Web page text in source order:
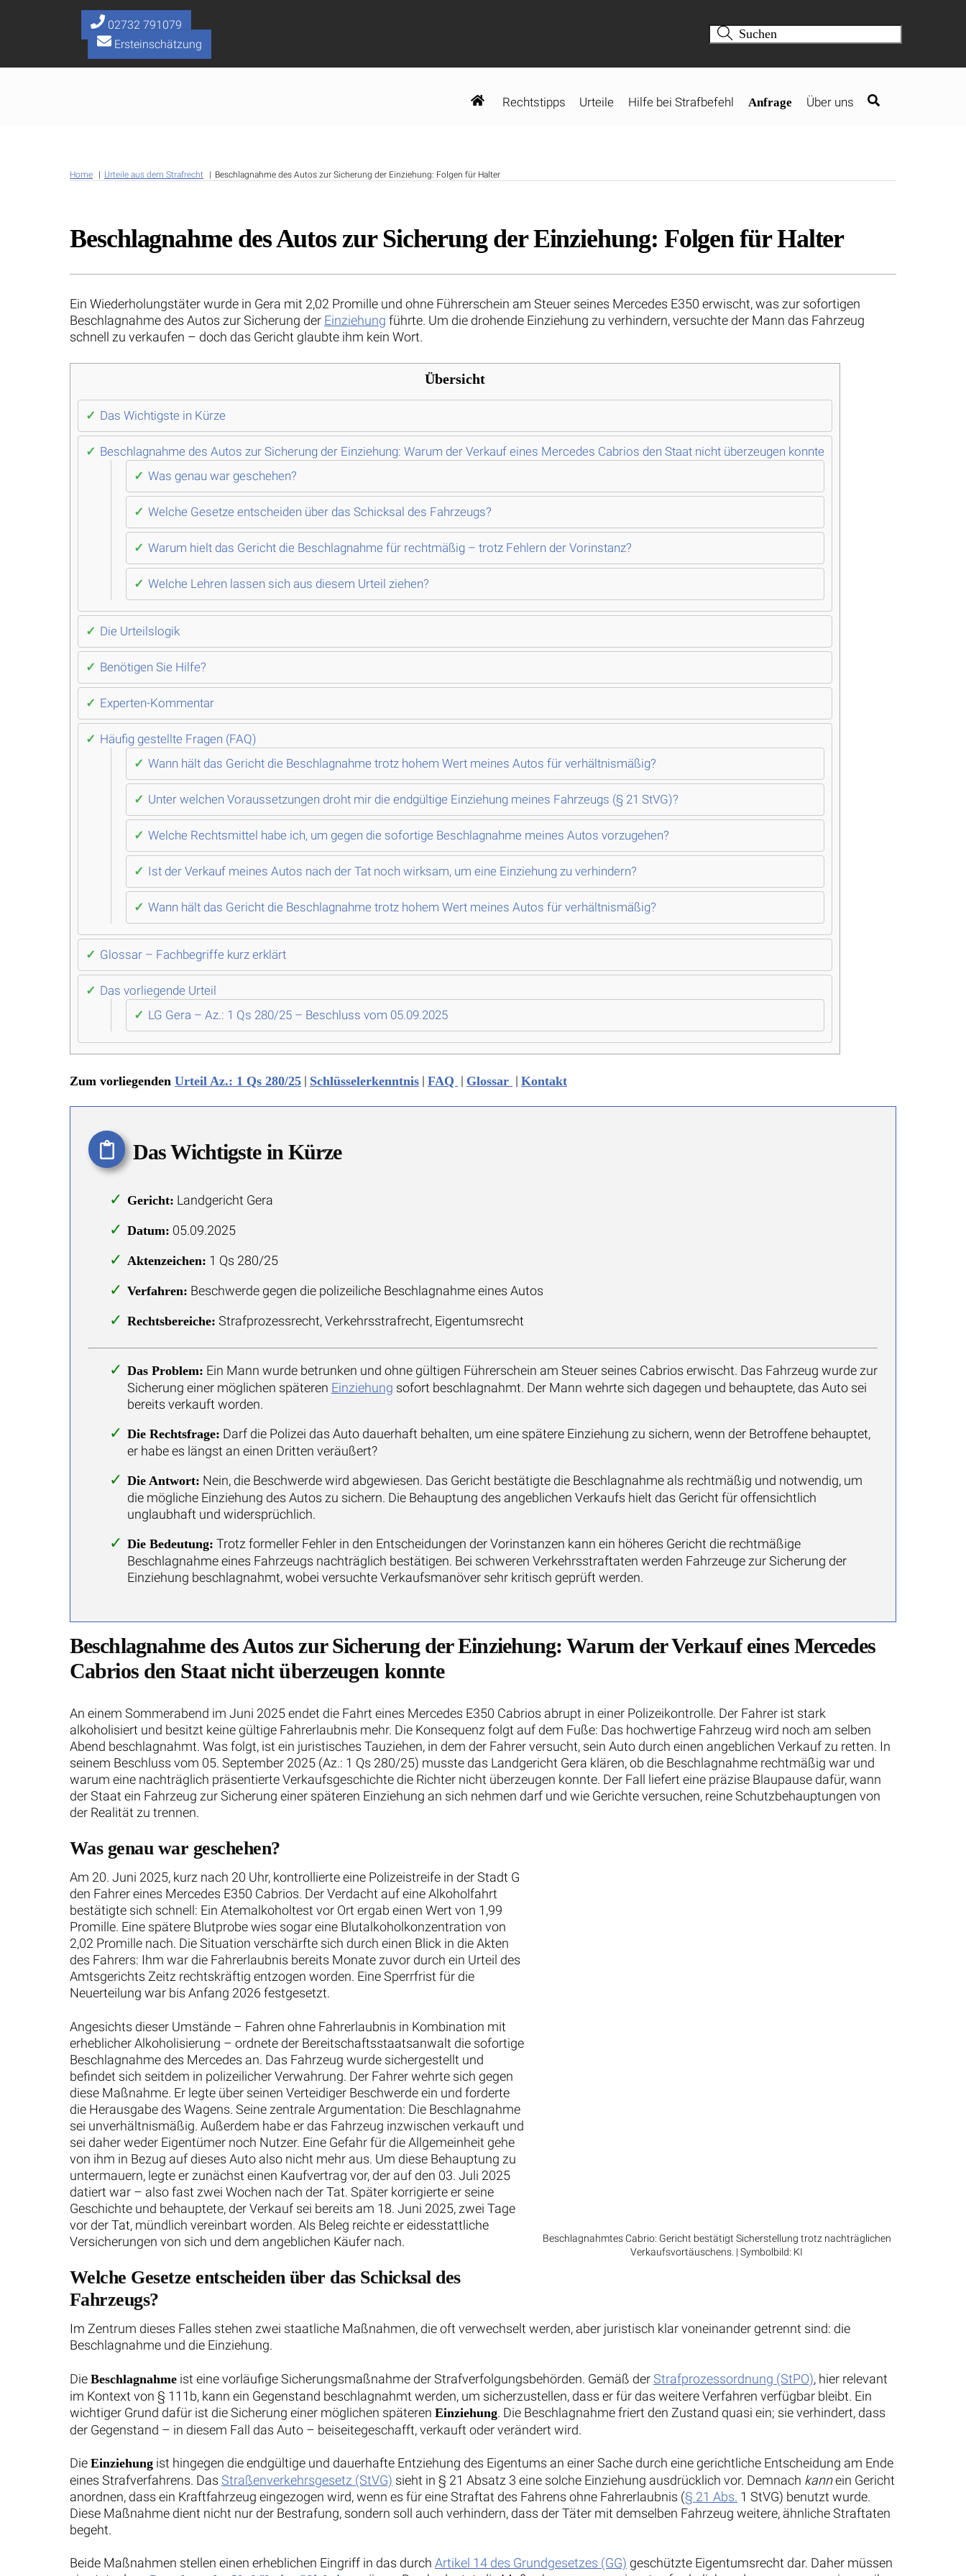
02732 791079
Ersteinschätzung
Rechtstipps Urteile Hilfe bei Strafbefehl Anfrage Über uns
Home Urteile aus dem Strafrecht Beschlagnahme des Autos zur Sicherung der Einziehung: Folgen für Halter
Beschlagnahme des Autos zur Sicherung der Einziehung: Folgen für Halter
Ein Wiederholungstäter wurde in Gera mit 2,02 Promille und ohne Führerschein am Steuer seines Mercedes E350 erwischt, was zur sofortigen
Beschlagnahme des Autos zur Sicherung der Einziehung führte. Um die drohende Einziehung zu verhindern, versuchte der Mann das Fahrzeug
schnell zu verkaufen – doch das Gericht glaubte ihm kein Wort.
Übersicht
Das Wichtigste in Kürze
Beschlagnahme des Autos zur Sicherung der Einziehung: Warum der Verkauf eines Mercedes Cabrios den Staat nicht überzeugen konnte
Was genau war geschehen?
Welche Gesetze entscheiden über das Schicksal des Fahrzeugs?
Warum hielt das Gericht die Beschlagnahme für rechtmäßig – trotz Fehlern der Vorinstanz?
Welche Lehren lassen sich aus diesem Urteil ziehen?
Die Urteilslogik
Benötigen Sie Hilfe?
Experten-Kommentar
Häufig gestellte Fragen (FAQ)
Wann hält das Gericht die Beschlagnahme trotz hohem Wert meines Autos für verhältnismäßig?
Unter welchen Voraussetzungen droht mir die endgültige Einziehung meines Fahrzeugs (§ 21 StVG)?
Welche Rechtsmittel habe ich, um gegen die sofortige Beschlagnahme meines Autos vorzugehen?
Ist der Verkauf meines Autos nach der Tat noch wirksam, um eine Einziehung zu verhindern?
Wann hält das Gericht die Beschlagnahme trotz hohem Wert meines Autos für verhältnismäßig?
Glossar – Fachbegriffe kurz erklärt
Das vorliegende Urteil
LG Gera – Az.: 1 Qs 280/25 – Beschluss vom 05.09.2025
Zum vorliegenden Urteil Az.: 1 Qs 280/25 | Schlüsselerkenntnis | FAQ | Glossar | Kontakt
Das Wichtigste in Kürze
Gericht: Landgericht Gera
Datum: 05.09.2025
Aktenzeichen: 1 Qs 280/25
Verfahren: Beschwerde gegen die polizeiliche Beschlagnahme eines Autos
Rechtsbereiche: Strafprozessrecht, Verkehrsstrafrecht, Eigentumsrecht
Das Problem: Ein Mann wurde betrunken und ohne gültigen Führerschein am Steuer seines Cabrios erwischt. Das Fahrzeug wurde zur
Sicherung einer möglichen späteren Einziehung sofort beschlagnahmt. Der Mann wehrte sich dagegen und behauptete, das Auto sei
bereits verkauft worden.
Die Rechtsfrage: Darf die Polizei das Auto dauerhaft behalten, um eine spätere Einziehung zu sichern, wenn der Betroffene behauptet,
er habe es längst an einen Dritten veräußert?
Die Antwort: Nein, die Beschwerde wird abgewiesen. Das Gericht bestätigte die Beschlagnahme als rechtmäßig und notwendig, um
die mögliche Einziehung des Autos zu sichern. Die Behauptung des angeblichen Verkaufs hielt das Gericht für offensichtlich
unglaubhaft und widersprüchlich.
Die Bedeutung: Trotz formeller Fehler in den Entscheidungen der Vorinstanzen kann ein höheres Gericht die rechtmäßige
Beschlagnahme eines Fahrzeugs nachträglich bestätigen. Bei schweren Verkehrsstraftaten werden Fahrzeuge zur Sicherung der
Einziehung beschlagnahmt, wobei versuchte Verkaufsmanöver sehr kritisch geprüft werden.
Beschlagnahme des Autos zur Sicherung der Einziehung: Warum der Verkauf eines Mercedes
Cabrios den Staat nicht überzeugen konnte
An einem Sommerabend im Juni 2025 endet die Fahrt eines Mercedes E350 Cabrios abrupt in einer Polizeikontrolle. Der Fahrer ist stark
alkoholisiert und besitzt keine gültige Fahrerlaubnis mehr. Die Konsequenz folgt auf dem Fuße: Das hochwertige Fahrzeug wird noch am selben
Abend beschlagnahmt. Was folgt, ist ein juristisches Tauziehen, in dem der Fahrer versucht, sein Auto durch einen angeblichen Verkauf zu retten. In
seinem Beschluss vom 05. September 2025 (Az.: 1 Qs 280/25) musste das Landgericht Gera klären, ob die Beschlagnahme rechtmäßig war und
warum eine nachträglich präsentierte Verkaufsgeschichte die Richter nicht überzeugen konnte. Der Fall liefert eine präzise Blaupause dafür, wann
der Staat ein Fahrzeug zur Sicherung einer späteren Einziehung an sich nehmen darf und wie Gerichte versuchen, reine Schutzbehauptungen von
der Realität zu trennen.
Was genau war geschehen?
Beschlagnahmtes Cabrio: Gericht bestätigt Sicherstellung trotz nachträglichen
Verkaufsvortäuschens. | Symbolbild: KI
Am 20. Juni 2025, kurz nach 20 Uhr, kontrollierte eine Polizeistreife in der Stadt G
den Fahrer eines Mercedes E350 Cabrios. Der Verdacht auf eine Alkoholfahrt
bestätigte sich schnell: Ein Atemalkoholtest vor Ort ergab einen Wert von 1,99
Promille. Eine spätere Blutprobe wies sogar eine Blutalkoholkonzentration von
2,02 Promille nach. Die Situation verschärfte sich durch einen Blick in die Akten
des Fahrers: Ihm war die Fahrerlaubnis bereits Monate zuvor durch ein Urteil des
Amtsgerichts Zeitz rechtskräftig entzogen worden. Eine Sperrfrist für die
Neuerteilung war bis Anfang 2026 festgesetzt.
Angesichts dieser Umstände – Fahren ohne Fahrerlaubnis in Kombination mit
erheblicher Alkoholisierung – ordnete der Bereitschaftsstaatsanwalt die sofortige
Beschlagnahme des Mercedes an. Das Fahrzeug wurde sichergestellt und
befindet sich seitdem in polizeilicher Verwahrung. Der Fahrer wehrte sich gegen
diese Maßnahme. Er legte über seinen Verteidiger Beschwerde ein und forderte
die Herausgabe des Wagens. Seine zentrale Argumentation: Die Beschlagnahme
sei unverhältnismäßig. Außerdem habe er das Fahrzeug inzwischen verkauft und
sei daher weder Eigentümer noch Nutzer. Eine Gefahr für die Allgemeinheit gehe
von ihm in Bezug auf dieses Auto also nicht mehr aus. Um diese Behauptung zu
untermauern, legte er zunächst einen Kaufvertrag vor, der auf den 03. Juli 2025
datiert war – also fast zwei Wochen nach der Tat. Später korrigierte er seine
Geschichte und behauptete, der Verkauf sei bereits am 18. Juni 2025, zwei Tage
vor der Tat, mündlich vereinbart worden. Als Beleg reichte er eidesstattliche
Versicherungen von sich und dem angeblichen Käufer nach.
Welche Gesetze entscheiden über das Schicksal des
Fahrzeugs?
Im Zentrum dieses Falles stehen zwei staatliche Maßnahmen, die oft verwechselt werden, aber juristisch klar voneinander getrennt sind: die
Beschlagnahme und die Einziehung.
Die Beschlagnahme ist eine vorläufige Sicherungsmaßnahme der Strafverfolgungsbehörden. Gemäß der Strafprozessordnung (StPO), hier relevant
im Kontext von § 111b, kann ein Gegenstand beschlagnahmt werden, um sicherzustellen, dass er für das weitere Verfahren verfügbar bleibt. Ein
wichtiger Grund dafür ist die Sicherung einer möglichen späteren Einziehung. Die Beschlagnahme friert den Zustand quasi ein; sie verhindert, dass
der Gegenstand – in diesem Fall das Auto – beiseitegeschafft, verkauft oder verändert wird.
Die Einziehung ist hingegen die endgültige und dauerhafte Entziehung des Eigentums an einer Sache durch eine gerichtliche Entscheidung am Ende
eines Strafverfahrens. Das Straßenverkehrsgesetz (StVG) sieht in § 21 Absatz 3 eine solche Einziehung ausdrücklich vor. Demnach kannein Gericht
anordnen, dass ein Kraftfahrzeug eingezogen wird, wenn es für eine Straftat des Fahrens ohne Fahrerlaubnis (§ 21 Abs. 1 StVG) benutzt wurde.
Diese Maßnahme dient nicht nur der Bestrafung, sondern soll auch verhindern, dass der Täter mit demselben Fahrzeug weitere, ähnliche Straftaten
begeht.
Beide Maßnahmen stellen einen erheblichen Eingriff in das durch Artikel 14 des Grundgesetzes (GG) geschützte Eigentumsrecht dar. Daher müssen